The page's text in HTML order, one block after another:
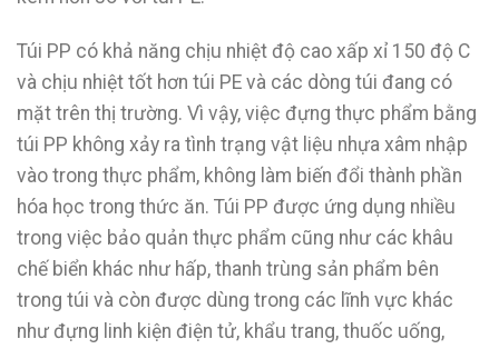
Túi PP có khả năng chịu nhiệt độ cao xấp xỉ 150 độ C
và chịu nhiệt tốt hơn túi PE và các dòng túi đang có
mặt trên thị trường. Vì vậy, việc đựng thực phẩm bằng
túi PP không xảy ra tình trạng vật liệu nhựa xâm nhập
vào trong thực phẩm, không làm biến đổi thành phần
hóa học trong thức ăn. Túi PP được ứng dụng nhiều
trong việc bảo quản thực phẩm cũng như các khâu
chế biển khác như hấp, thanh trùng sản phẩm bên
trong túi và còn được dùng trong các lĩnh vực khác
như đựng linh kiện điện tử, khẩu trang, thuốc uống,